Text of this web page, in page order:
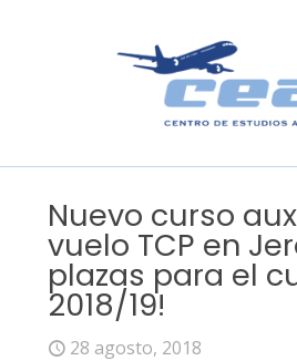
Nuevo curso
vuelo TCP en
plazas para el
2018/19!
28 agosto, 2018